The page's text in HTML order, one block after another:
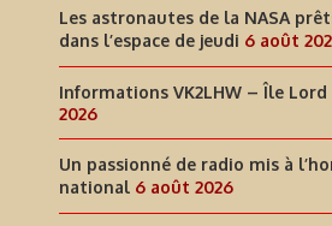
Les astronautes de la NASA
dans l’espace de jeudi 6 août
Informations VK2LHW – Île Lord
2026
Un passionné de radio mis à
national 6 août 2026